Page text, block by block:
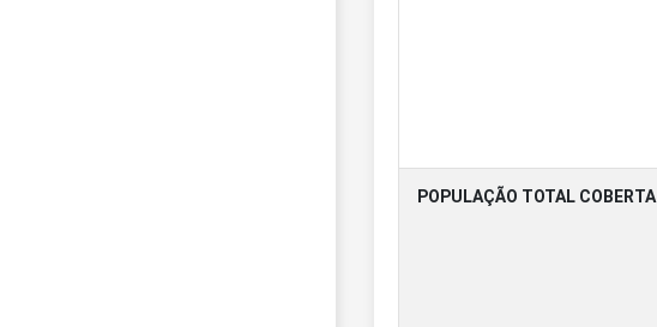
POPULAÇÃO TOTAL COBERTA